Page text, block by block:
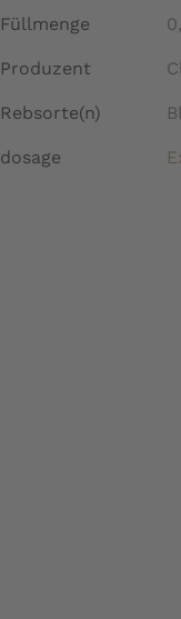
Füllmenge
Produzent
Rebsorte(n)
dosage